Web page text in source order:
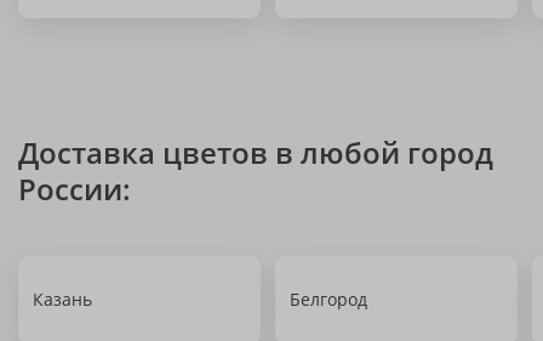
Доставка цветов в любой город
России:
Казань Белгород